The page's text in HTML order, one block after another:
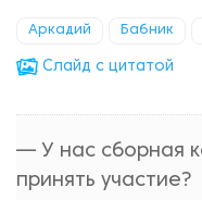
Аркадий Бабник
Cлайд с цитатой
— У нас сборная
принять участие?